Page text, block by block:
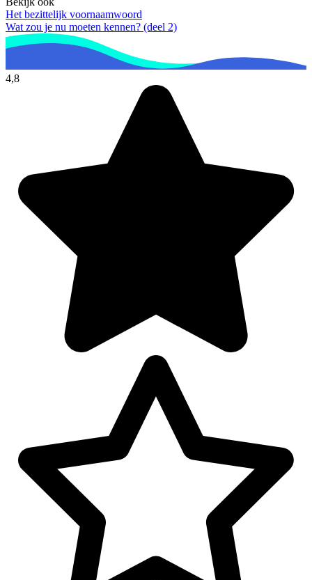
Het bezittelijk voornaamwoord
Wat zou je nu moeten kennen? (deel 2)
4,8